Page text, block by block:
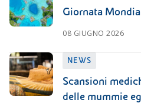
Giornata
08 GIUGNO 2026
NEWS
Scansioni
delle mummie